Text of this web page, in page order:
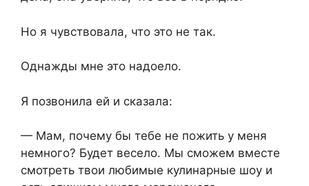
Но я чувствовала, что это не так.
Однажды мне это надоело.
Я позвонила ей и сказала:
— Мам, почему бы тебе не пожить у меня
немного? Будет весело. Мы сможем вместе
смотреть твои любимые кулинарные шоу и